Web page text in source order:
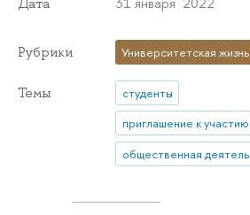
Рубрики Университетская жизнь
Темы
студенты
приглашение к участию